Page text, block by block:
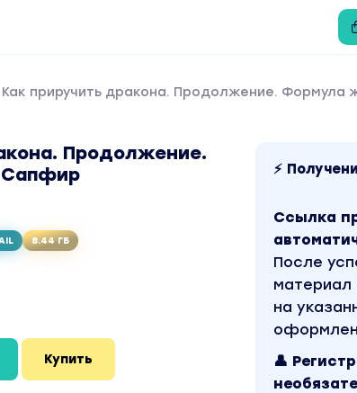
приручить дракона. Продолжение. Формула
Продолжение.
Сапфир
8.44 ГБ
Купить
⚡
Ссылка
После
материал
на
👤